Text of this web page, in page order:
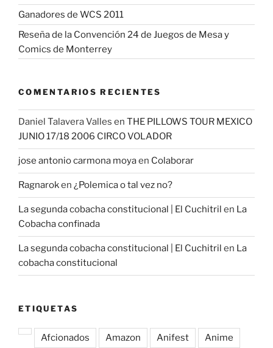
Ganadores de WCS 2011
Reseña de la Convención 24 de Juegos de Mesa y
Comics de Monterrey
COMENTARIOS RECIENTES
Daniel Talavera Valles en THE PILLOWS TOUR MEXICO
JUNIO 17/18 2006 CIRCO VOLADOR
jose antonio carmona moyaen Colaborar
Ragnaroken ¿Polemica o tal vez no?
La segunda cobacha constitucional | El Cuchitril en La
Cobacha confinada
La segunda cobacha constitucional | El Cuchitril en La
cobacha constitucional
ETIQUETAS
Afcionados Amazon Anifest Anime